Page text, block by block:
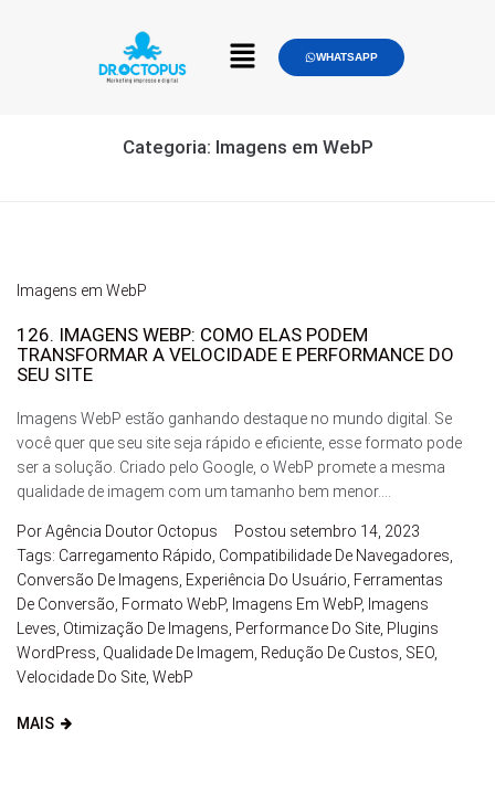
WHATSAPP
Categoria: Imagens em WebP
Imagens em WebP
126. IMAGENS WEBP: COMO ELAS PODEM
TRANSFORMAR A VELOCIDADE E PERFORMANCE DO
SEU SITE
Imagens WebP estão ganhando destaque no mundo digital. Se
você quer que seu site seja rápido e eficiente, esse formato pode
ser a solução. Criado pelo Google, o WebP promete a mesma
qualidade de imagem com um tamanho bem menor....
PorAgência Doutor Octopus Postou setembro 14, 2023
Tags: Carregamento Rápido Compatibilidade De Navegadores
Conversão De Imagens Experiência Do Usuário Ferramentas
De Conversão Formato WebP, Imagens Em WebP, Imagens
Leves Otimização De Imagens Performance Do Site Plugins
WordPress Qualidade De Imagem Redução De Custos SEO
Velocidade Do Site WebP
MAIS